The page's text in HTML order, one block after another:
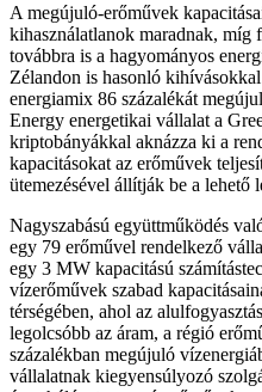
A megújuló-erőművek
kihasználatlanok maradnak, míg
továbbra is a hagyományos
Zélandon is hasonló
energiamix 86 százalékát
Energy energetikai vállalat a
kriptobányákkal aknázza ki a
kapacitásokat az erőművek
ütemezésével állítják be a lehető
Nagyszabású együttműködés
egy 79 erőművel rendelkező
egy 3 MW kapacitású
vízerőművek szabad
térségében, ahol az
legolcsóbb az áram, a régió
százalékban megújuló
vállalatnak kiegyensúlyozó